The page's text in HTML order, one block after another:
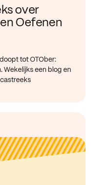
over
Oefenen
tot OTOber:
Wekelijks een blog en